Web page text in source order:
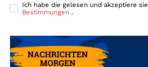
Ich habe die gelesen und akzeptiere sie
Bestimmungen .